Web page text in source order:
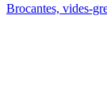
Brocantes, vides-